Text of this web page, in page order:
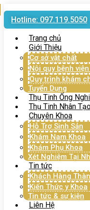
Hotline: 097.119.5050
Trang chủ
Giới Thiệu
Cơ sở vật chất
Nội quy bệnh
Quy trình khám
Tuyển Dụng
Thụ Tinh Ống
Thụ Tinh Nhân
Chuyên Khoa
Hỗ Trợ Sinh Sản
Khám Nam Khoa
Khám Phụ Khoa
Xét Nghiệm Tại
Tin tức
Khách Hàng
Kiến Thức y Khoa
Tin tức & sự kiện
Liên Hệ